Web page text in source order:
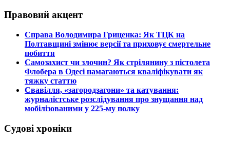
Правовий акцент
​Справа Володимира Гриценка: Як ТЦК на
Полтавщині змінює версії та приховує смертельне
побиття
​Самозахист чи злочин? Як стрілянину з пістолета
Флобера в Одесі намагаються кваліфікувати як
тяжку статтю
​Свавілля, «загородзагони» та катування:
журналістське розслідування про знущання над
мобілізованими у 225-му полку
Судові хроніки